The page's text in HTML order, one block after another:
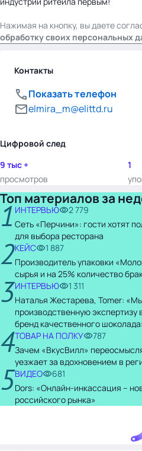
Нажимая на кнопку, вы даете
обработку своих персональных
Контакты
Показать телефон
elmira_m@elittd.ru
Цифровой след
9 тыс +
просмотров
1
Топ материалов за
1 ИНТЕРВЬЮ
2 779
Сеть «Перчини»: гости хотят
для выбора ресторана
2КЕЙС
1 887
Производитель упаковки
сырья и на 25% количество
3ИНТЕРВЬЮ
1 311
Наталья Жестарева, Tomer:
производственную экспертизу
бренд качественного
4ТОВАР НА ПОЛКУ
787
Зачем «ВкусВилл»
уезжает за вдохновением в
5ВИДЕО
681
Dors: «Онлайн-инкассация –
российского рынка»